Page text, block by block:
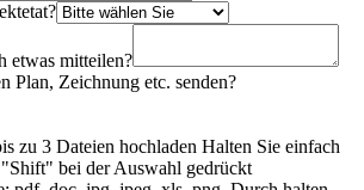
etwas mitteilen?
Plan, Zeichnung etc. senden?
zu 3 Dateien hochladen Halten Sie einfach
bei der Auswahl gedrückt